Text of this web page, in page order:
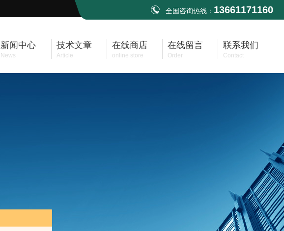
全国咨询热线： 13661171160
新闻中心
News
技术文章
Article
在线商店
online store
在线留言
Order
联系我们
Contact